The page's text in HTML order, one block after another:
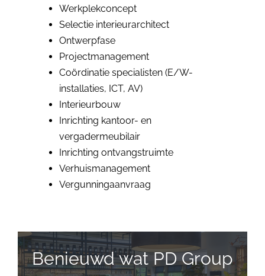
Werkplekconcept
Selectie interieurarchitect
Ontwerpfase
Projectmanagement
Coördinatie specialisten (E/W-
installaties, ICT, AV)
Interieurbouw
Inrichting kantoor- en
vergadermeubilair
Inrichting ontvangstruimte
Verhuismanagement
Vergunningaanvraag
Benieuwd wat PD Group